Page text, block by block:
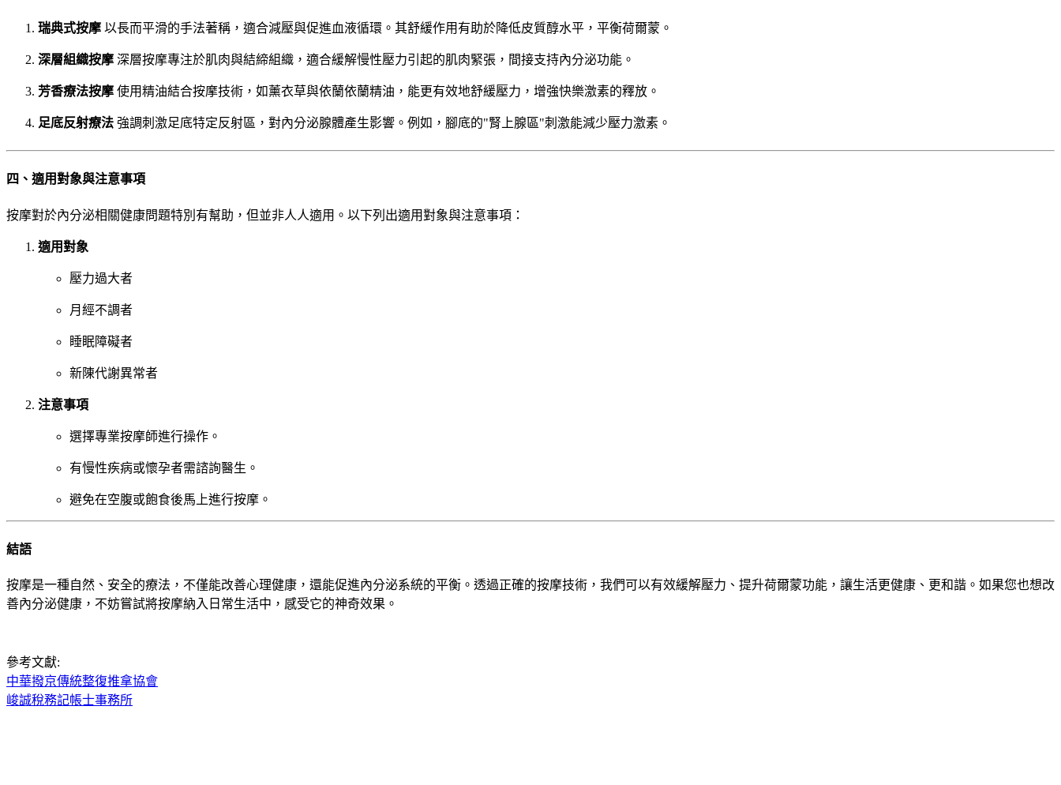
瑞典式按摩 以長而平滑的手法著稱，適合減壓與促進血液循環。其舒緩作用有助於降低皮質醇水平，平衡荷爾蒙。
深層組織按摩 深層按摩專注於肌肉與結締組織，適合緩解慢性壓力引起的肌肉緊張，間接支持內分泌功能。
芳香療法按摩 使用精油結合按摩技術，如薰衣草與依蘭依蘭精油，能更有效地舒緩壓力，增強快樂激素的釋放。
足底反射療法 強調刺激足底特定反射區，對內分泌腺體產生影響。例如，腳底的"腎上腺區"刺激能減少壓力激素。
四、適用對象與注意事項
按摩對於內分泌相關健康問題特別有幫助，但並非人人適用。以下列出適用對象與注意事項：
適用對象
壓力過大者
月經不調者
睡眠障礙者
新陳代謝異常者
注意事項
選擇專業按摩師進行操作。
有慢性疾病或懷孕者需諮詢醫生。
避免在空腹或飽食後馬上進行按摩。
結語
按摩是一種自然、安全的療法，不僅能改善心理健康，還能促進內分泌系統的平衡。透過正確的按摩技術，我們可以有效緩解壓力、提升荷爾蒙功能，讓生活更健康、更和諧。如果您也想改
善內分泌健康，不妨嘗試將按摩納入日常生活中，感受它的神奇效果。
參考文獻:
中華撥京傳統整復推拿協會
峻誠稅務記帳士事務所